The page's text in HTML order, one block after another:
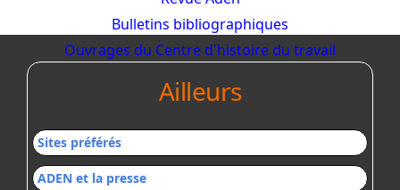
Bulletins bibliographiques
Ouvrages du Centre d'histoire du travail
Ailleurs
Sites préférés
ADEN et la presse